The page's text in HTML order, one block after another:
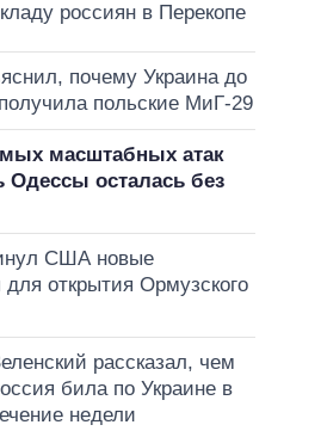
россиян в Перекопе
почему Украина до
польские МиГ-29
масштабных атак
Одессы осталась без
США новые
для открытия Ормузского
рассказал, чем
била по Украине в
недели